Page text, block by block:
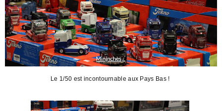
Le 1/50 est incontournable aux Pays Bas !